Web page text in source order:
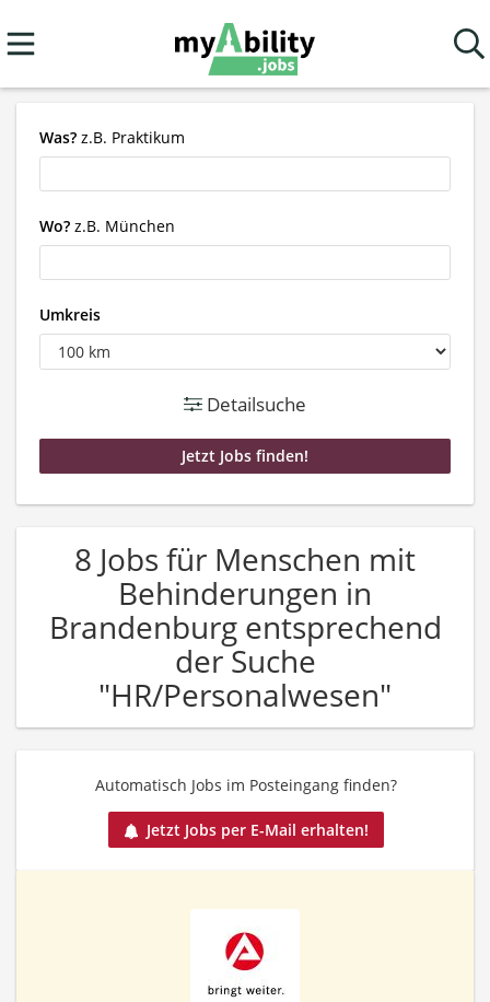
Was? z.B. Praktikum
Wo? z.B. München
Umkreis
Detailsuche
8 Jobs für Menschen mit
Behinderungen in
Brandenburg entsprechend
der Suche
"HR/Personalwesen"
Automatisch Jobs im Posteingang finden?
Jetzt Jobs per E-Mail erhalten!